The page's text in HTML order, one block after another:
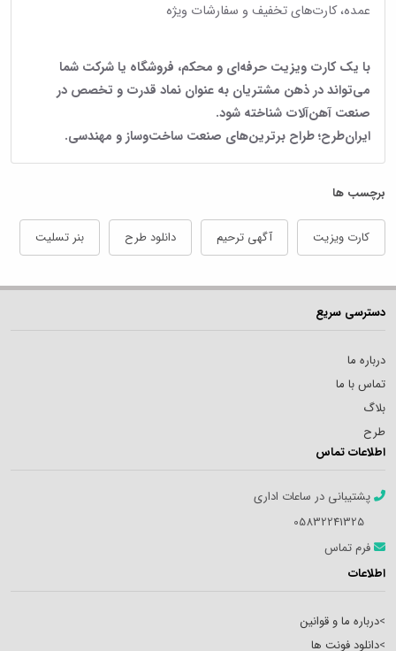
عمده، کارت‌های تخفیف و سفارشات ویژه
با یک کارت ویزیت حرفه‌ای و محکم، فروشگاه یا شرکت شما
می‌تواند در ذهن مشتریان به عنوان نماد قدرت و تخصص در
صنعت آهن‌آلات شناخته شود.
ایران‌طرح؛ طراح برترین‌های صنعت ساخت‌وساز و مهندسی.
برچسب ها
کارت ویزیت آگهی ترحیم دانلود طرح بنر تسلیت
دسترسی سریع
درباره ما
تماس با ما
بلاگ
طرح
اطلاعات تماس
پشتیبانی در ساعات اداری
05832241325
فرم تماس
اطلاعات
>درباره ما و قوانین
>دانلود فونت ها